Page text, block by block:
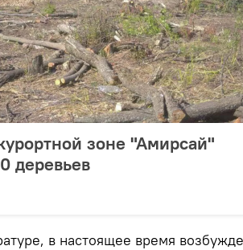
зоне "Амирсай"
деревьев
в настоящее время